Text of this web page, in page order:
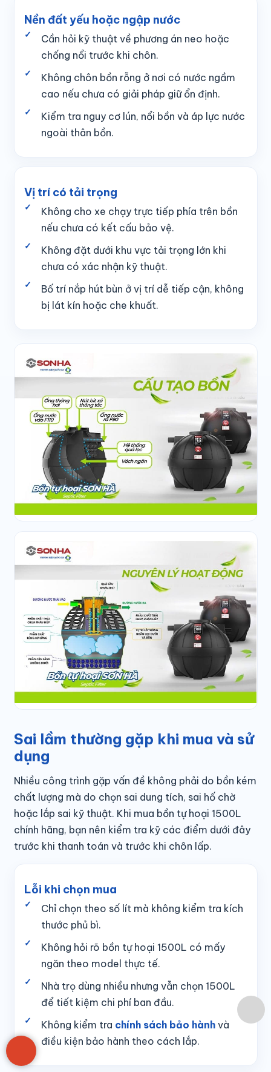
Nền đất yếu hoặc ngập nước
Cần hỏi kỹ thuật về phương án neo hoặc
chống nổi trước khi chôn.
Không chôn bồn rỗng ở nơi có nước ngầm
cao nếu chưa có giải pháp giữ ổn định.
Kiểm tra nguy cơ lún, nổi bồn và áp lực nước
ngoài thân bồn.
Vị trí có tải trọng
Không cho xe chạy trực tiếp phía trên bồn
nếu chưa có kết cấu bảo vệ.
Không đặt dưới khu vực tải trọng lớn khi
chưa có xác nhận kỹ thuật.
Bố trí nắp hút bùn ở vị trí dễ tiếp cận, không
bị lát kín hoặc che khuất.
Sai lầm thường gặp khi mua và sử
dụng
Nhiều công trình gặp vấn đề không phải do bồn kém
chất lượng mà do chọn sai dung tích, sai hố chờ
hoặc lắp sai kỹ thuật. Khi mua bồn tự hoại 1500L
chính hãng, bạn nên kiểm tra kỹ các điểm dưới đây
trước khi thanh toán và trước khi chôn lấp.
Lỗi khi chọn mua
Chỉ chọn theo số lít mà không kiểm tra kích
thước phủ bì.
Không hỏi rõ bồn tự hoại 1500L có mấy
ngăn theo model thực tế.
Nhà trọ dùng nhiều nhưng vẫn chọn 1500L
để tiết kiệm chi phí ban đầu.
Không kiểm tra chính sách bảo hànhvà
điều kiện bảo hành theo cách lắp.